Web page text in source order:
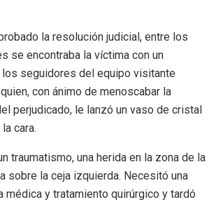
la resolución judicial, entre los
se encontraba la víctima con un
seguidores del equipo visitante
con ánimo de menoscabar la
perjudicado, le lanzó un vaso de cristal
cara.
traumatismo, una herida en la zona de la
sobre la ceja izquierda. Necesitó una
médica y tratamiento quirúrgico y tardó